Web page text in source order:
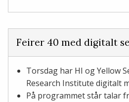
Feirer 40 med digitalt
Torsdag har HI og Yellow
Research Institute digitalt
På programmet står talar